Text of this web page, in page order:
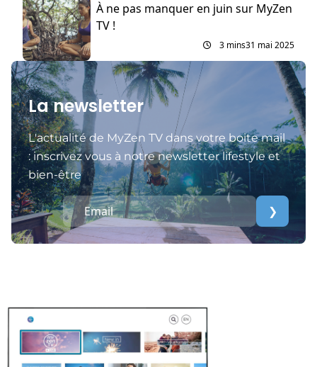
À ne pas manquer en juin sur MyZen
TV !
3 mins31 mai 2025
La newsletter
L'actualité de MyZen TV dans votre boite mail
: inscrivez vous à notre newsletter lifestyle et
bien-être
❯